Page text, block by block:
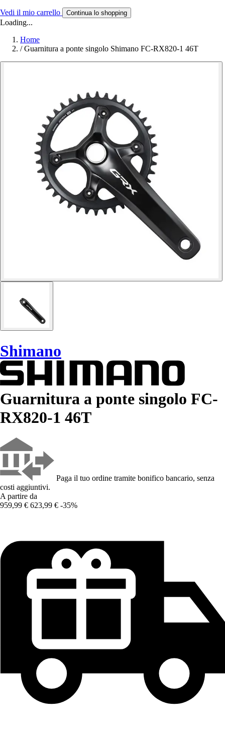
Vedi il mio carrello Continua lo shopping
Loading...
Home
/ Guarnitura a ponte singolo Shimano FC-RX820-1 46T
Shimano
Guarnitura a ponte singolo FC-
RX820-1 46T
Paga il tuo ordine tramite bonifico bancario, senza
costi aggiuntivi.
A partire da
959,99 € 623,99 € -35%